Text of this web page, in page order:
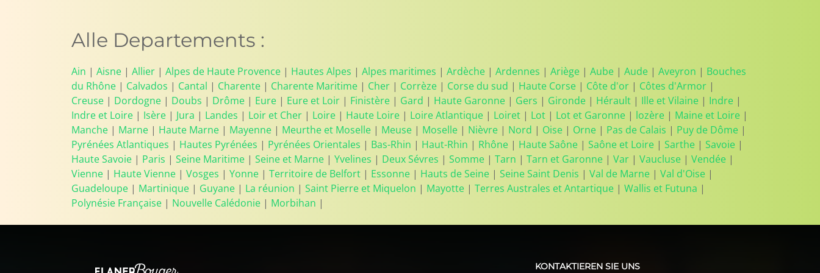
Alle Departements :
Ain | Aisne | Allier | Alpes de Haute Provence | Hautes Alpes | Alpes maritimes | Ardèche | Ardennes | Ariège | Aube | Aude | Aveyron | Bouches
du Rhône | Calvados | Cantal | Charente | Charente Maritime | Cher | Corrèze | Corse du sud | Haute Corse | Côte d'or | Côtes d'Armor |
Creuse | Dordogne | Doubs | Drôme | Eure | Eure et Loir | Finistère | Gard | Haute Garonne | Gers | Gironde | Hérault | Ille et Vilaine | Indre |
Indre et Loire | Isère | Jura | Landes | Loir et Cher | Loire | Haute Loire | Loire Atlantique | Loiret | Lot | Lot et Garonne | lozère | Maine et Loire |
Manche | Marne | Haute Marne | Mayenne | Meurthe et Moselle | Meuse | Moselle | Nièvre | Nord | Oise | Orne | Pas de Calais | Puy de Dôme |
Pyrénées Atlantiques | Hautes Pyrénées | Pyrénées Orientales | Bas-Rhin | Haut-Rhin | Rhône | Haute Saône | Saône et Loire | Sarthe | Savoie |
Haute Savoie | Paris | Seine Maritime | Seine et Marne | Yvelines | Deux Sévres | Somme | Tarn | Tarn et Garonne | Var | Vaucluse | Vendée |
Vienne | Haute Vienne | Vosges | Yonne | Territoire de Belfort | Essonne | Hauts de Seine | Seine Saint Denis | Val de Marne | Val d'Oise |
Guadeloupe | Martinique | Guyane | La réunion | Saint Pierre et Miquelon | Mayotte | Terres Australes et Antartique | Wallis et Futuna |
Polynésie Française | Nouvelle Calédonie | Morbihan |
KONTAKTIEREN SIE UNS